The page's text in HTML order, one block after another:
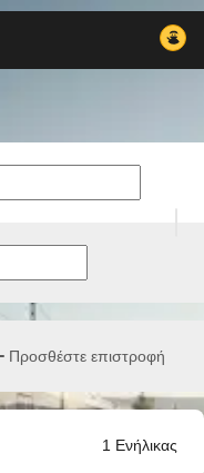
Προσθέστε επιστροφή
1 Ενήλικας